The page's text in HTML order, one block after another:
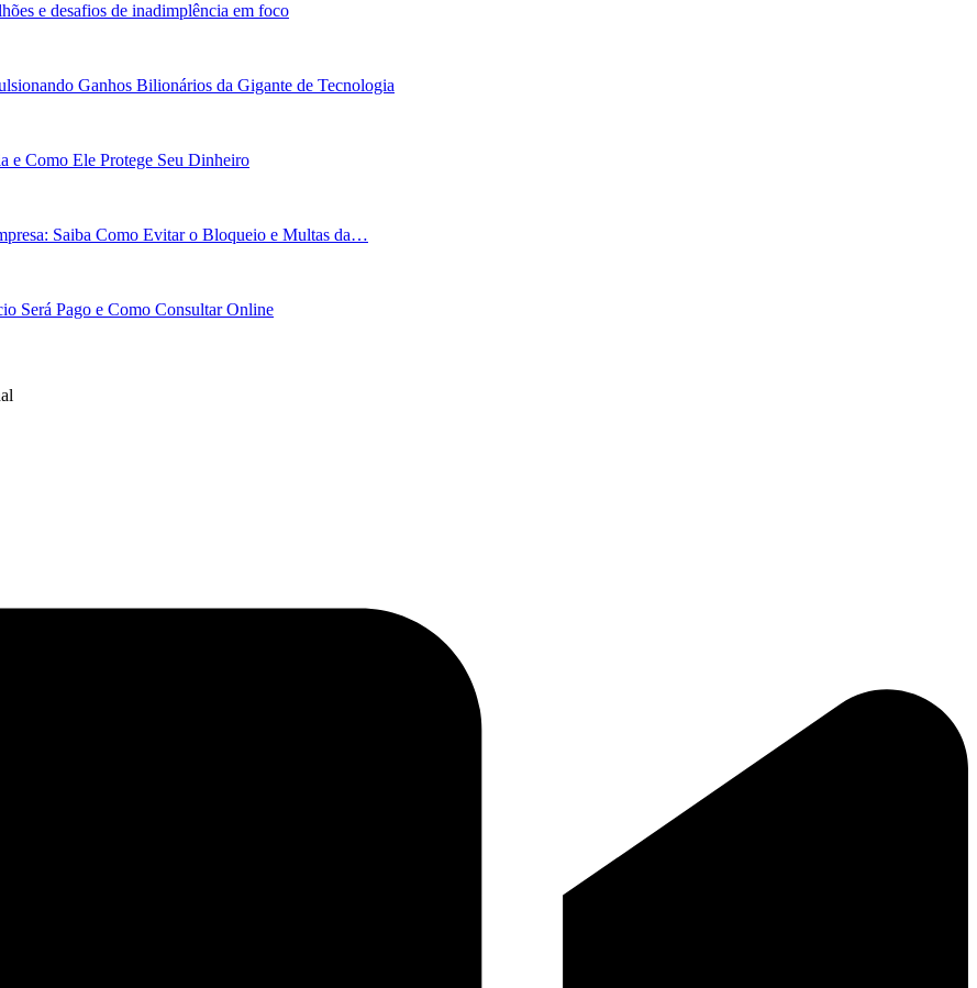
e desafios de inadimplência em foco
Ganhos Bilionários da Gigante de Tecnologia
e Como Ele Protege Seu Dinheiro
Saiba Como Evitar o Bloqueio e Multas da…
Será Pago e Como Consultar Online